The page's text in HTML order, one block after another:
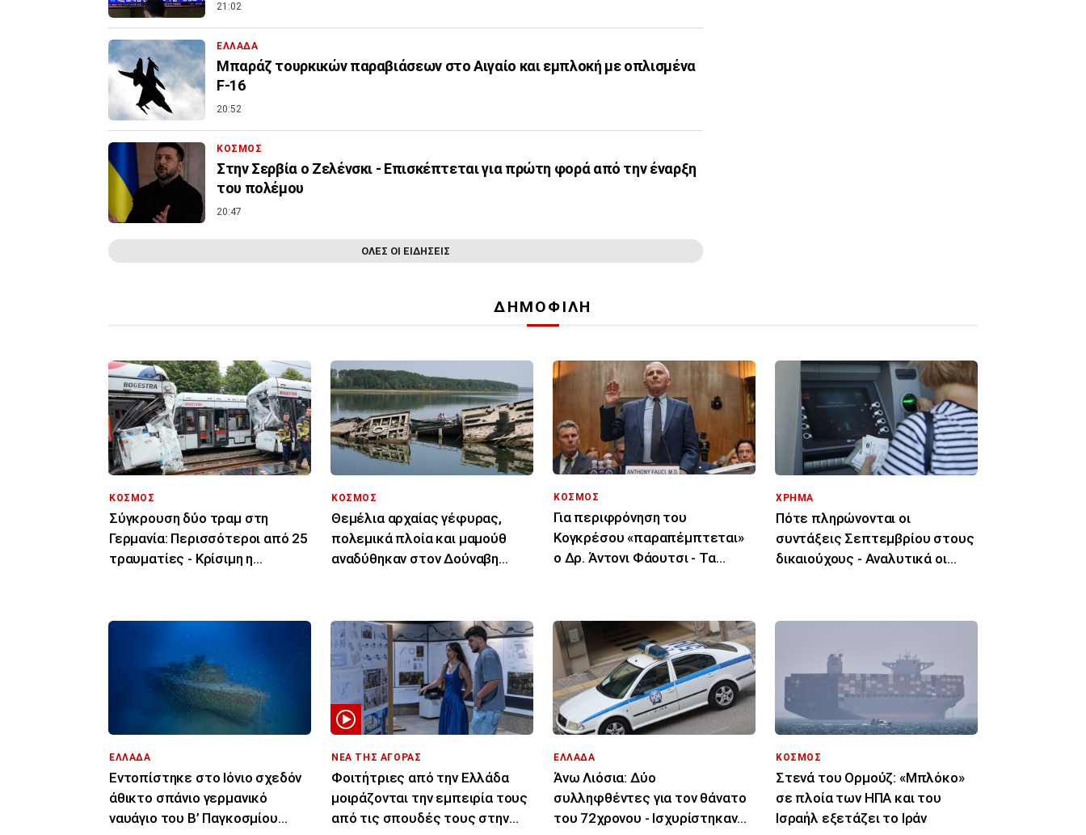
21:02
ΕΛΛΑΔΑ
Μπαράζ τουρκικών παραβιάσεων στο Αιγαίο και εμπλοκή με οπλισμένα
F-16
20:52
ΚΟΣΜΟΣ
Στην Σερβία ο Ζελένσκι - Επισκέπτεται για πρώτη φορά από την έναρξη
του πολέμου
20:47
ΟΛΕΣ ΟΙ ΕΙΔΗΣΕΙΣ
ΔΗΜΟΦΙΛΗ
ΚΟΣΜΟΣ
Σύγκρουση δύο τραμ στη
Γερμανία: Περισσότεροι από 25
τραυματίες - Κρίσιμη η
ΚΟΣΜΟΣ
Θεμέλια αρχαίας γέφυρας,
πολεμικά πλοία και μαμούθ
αναδύθηκαν στον Δούναβη
ΚΟΣΜΟΣ
Για περιφρόνηση του
Κογκρέσου «παραπέμπτεται»
ο Δρ. Άντονι Φάουτσι - Τα
ΧΡΗΜΑ
Πότε πληρώνονται οι
συντάξεις Σεπτεμβρίου στους
δικαιούχους - Αναλυτικά οι
ΕΛΛΑΔΑ
Εντοπίστηκε στο Ιόνιο σχεδόν
άθικτο σπάνιο γερμανικό
ναυάγιο του Β’ Παγκοσμίου
ΝΕΑ ΤΗΣ ΑΓΟΡΑΣ
Φοιτήτριες από την Ελλάδα
μοιράζονται την εμπειρία τους
από τις σπουδές τους στην
ΕΛΛΑΔΑ
Άνω Λιόσια: Δύο
συλληφθέντες για τον θάνατο
του 72χρονου - Ισχυρίστηκαν
ΚΟΣΜΟΣ
Στενά του Ορμούζ: «Μπλόκο»
σε πλοία των ΗΠΑ και του
Ισραήλ εξετάζει το Ιράν